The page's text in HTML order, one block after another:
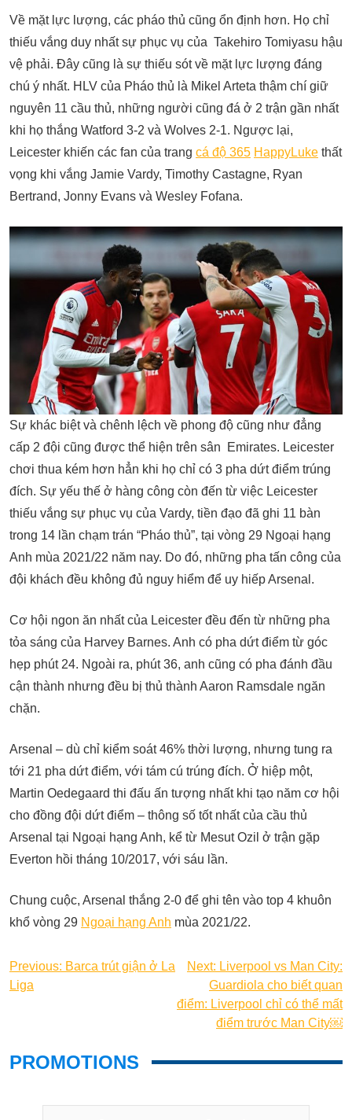
Về mặt lực lượng, các pháo thủ cũng ổn định hơn. Họ chỉ
thiếu vắng duy nhất sự phục vụ của Takehiro Tomiyasu hậu
vệ phải. Đây cũng là sự thiếu sót về mặt lực lượng đáng
chú ý nhất. HLV của Pháo thủ là Mikel Arteta thậm chí giữ
nguyên 11 cầu thủ, những người cũng đá ở 2 trận gần nhất
khi họ thắng Watford 3-2 và Wolves 2-1. Ngược lại,
Leicester khiến các fan của trang cá độ 365 HappyLuke thất
vọng khi vắng Jamie Vardy, Timothy Castagne, Ryan
Bertrand, Jonny Evans và Wesley Fofana.
Sự khác biệt và chênh lệch về phong độ cũng như đẳng
cấp 2 đội cũng được thể hiện trên sân Emirates. Leicester
chơi thua kém hơn hẳn khi họ chỉ có 3 pha dứt điểm trúng
đích. Sự yếu thế ở hàng công còn đến từ việc Leicester
thiếu vắng sự phục vụ của Vardy, tiền đạo đã ghi 11 bàn
trong 14 lần chạm trán “Pháo thủ”, tại vòng 29 Ngoại hạng
Anh mùa 2021/22 năm nay. Do đó, những pha tấn công của
đội khách đều không đủ nguy hiểm để uy hiếp Arsenal.
Cơ hội ngon ăn nhất của Leicester đều đến từ những pha
tỏa sáng của Harvey Barnes. Anh có pha dứt điểm từ góc
hẹp phút 24. Ngoài ra, phút 36, anh cũng có pha đánh đầu
cận thành nhưng đều bị thủ thành Aaron Ramsdale ngăn
chặn.
Arsenal – dù chỉ kiểm soát 46% thời lượng, nhưng tung ra
tới 21 pha dứt điểm, với tám cú trúng đích. Ở hiệp một,
Martin Oedegaard thi đấu ấn tượng nhất khi tạo năm cơ hội
cho đồng đội dứt điểm – thông số tốt nhất của cầu thủ
Arsenal tại Ngoại hạng Anh, kể từ Mesut Ozil ở trận gặp
Everton hồi tháng 10/2017, với sáu lần.
Chung cuộc, Arsenal thắng 2-0 để ghi tên vào top 4 khuôn
khổ vòng 29 Ngoại hạng Anh mùa 2021/22.
Post
navigation
Previous: Barca trút giận ở La
Liga
Next: Liverpool vs Man City:
Guardiola cho biết quan
điểm: Liverpool chỉ có thể mất
điểm trước Man City￼
PROMOTIONS